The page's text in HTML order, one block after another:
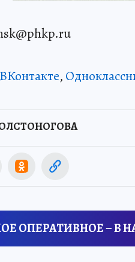
ВКонтакте,
ОПЕРАТИВНОЕ – В